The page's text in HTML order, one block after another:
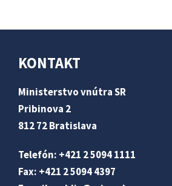
KONTAKT
Ministerstvo vnútra SR
Pribinova 2
812 72 Bratislava
Telefón: +421 2 5094 1111
Fax: +421 2 5094 4397